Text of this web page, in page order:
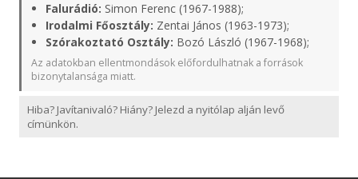
Falurádió: Simon Ferenc (1967-1988);
Irodalmi Főosztály: Zentai János (1963-1973);
Szórakoztató Osztály: Bozó László (1967-1968);
Az adatokban ellentmondások előfordulhatnak a források
bizonytalansága miatt.
Hiba? Javítanivaló? Hiány? Jelezd a nyitólap alján levő
címünkön.